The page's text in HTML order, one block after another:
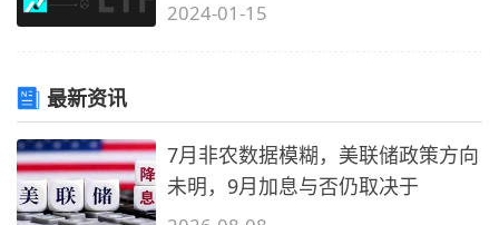
2024-01-15
最新资讯
7月非农数据模糊，美联储政策方向
未明，9月加息与否仍取决于